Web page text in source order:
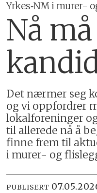
Yrkes‑NM i murer-
Nå
Det nærmer seg
og vi oppfordrer
lokalforeninger
til allerede nå å
finne frem til
i murer- og
PUBLISERT